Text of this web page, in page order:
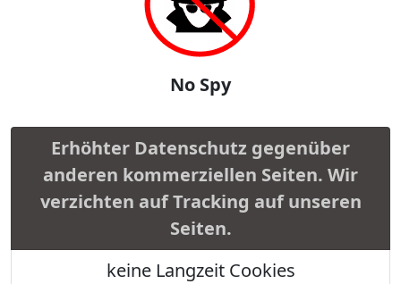
No Spy
Erhöhter Datenschutz gegenüber
anderen kommerziellen Seiten. Wir
verzichten auf Tracking auf unseren
Seiten.
keine Langzeit Cookies